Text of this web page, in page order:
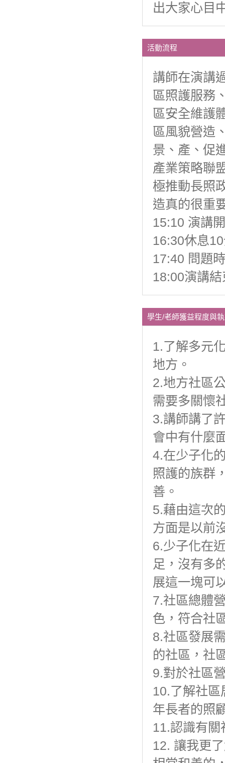
出大家心目
活動流程
講師在演講
區照護服務
區安全維護
區風貌營造
景、產、促
產業策略聯
極推動長照
造真的很重
15:10 演講
16:30休息
17:40 問題
18:00演講結
學生/老師獲益程度與
1.了解多元
地方。
2.地方社區
需要多關懷
3.講師講了
會中有什麼
4.在少子化
照護的族群
善。
5.藉由這次
方面是以前
6.少子化在
足，沒有多
展這一塊可
7.社區總體
色，符合社
8.社區發展
的社區，社
9.對於社區
10.了解社
年長者的照
11.認識有
12. 讓我更